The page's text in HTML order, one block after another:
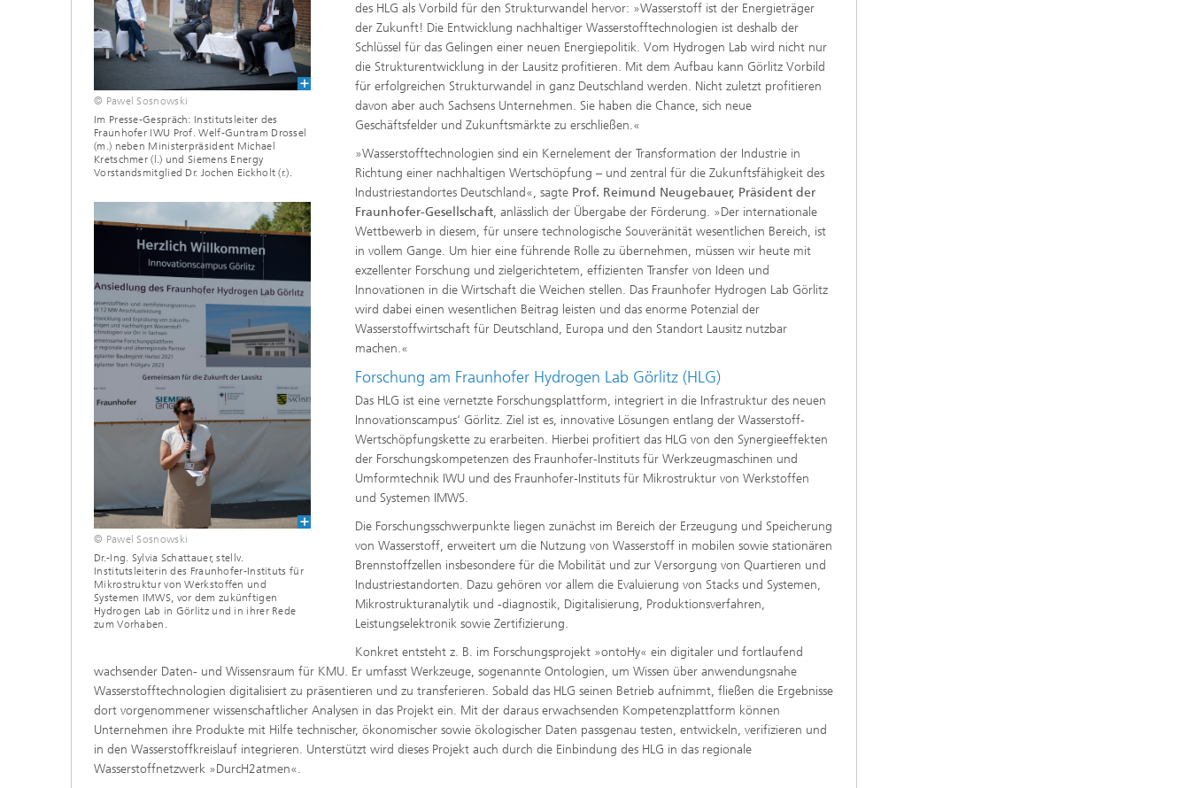
© Pawel Sosnowski
Im Presse-Gespräch: Institutsleiter des
Fraunhofer IWU Prof. Welf-Guntram Drossel
(m.) neben Ministerpräsident Michael
Kretschmer (l.) und Siemens Energy
Vorstandsmitglied Dr. Jochen Eickholt (r.).
© Pawel Sosnowski
Dr.-Ing. Sylvia Schattauer, stellv.
Institutsleiterin des Fraunhofer-Instituts für
Mikrostruktur von Werkstoffen und
Systemen IMWS, vor dem zukünftigen
Hydrogen Lab in Görlitz und in ihrer Rede
zum Vorhaben.
des HLG als Vorbild für den Strukturwandel hervor: »Wasserstoff ist der Energieträger
der Zukunft! Die Entwicklung nachhaltiger Wasserstofftechnologien ist deshalb der
Schlüssel für das Gelingen einer neuen Energiepolitik. Vom Hydrogen Lab wird nicht nur
die Strukturentwicklung in der Lausitz profitieren. Mit dem Aufbau kann Görlitz Vorbild
für erfolgreichen Strukturwandel in ganz Deutschland werden. Nicht zuletzt profitieren
davon aber auch Sachsens Unternehmen. Sie haben die Chance, sich neue
Geschäftsfelder und Zukunftsmärkte zu erschließen.«
»Wasserstofftechnologien sind ein Kernelement der Transformation der Industrie in
Richtung einer nachhaltigen Wertschöpfung – und zentral für die Zukunftsfähigkeit des
Industriestandortes Deutschland«, sagte Prof. Reimund Neugebauer, Präsident der
Fraunhofer-Gesellschaft, anlässlich der Übergabe der Förderung. »Der internationale
Wettbewerb in diesem, für unsere technologische Souveränität wesentlichen Bereich, ist
in vollem Gange. Um hier eine führende Rolle zu übernehmen, müssen wir heute mit
exzellenter Forschung und zielgerichtetem, effizienten Transfer von Ideen und
Innovationen in die Wirtschaft die Weichen stellen. Das Fraunhofer Hydrogen Lab Görlitz
wird dabei einen wesentlichen Beitrag leisten und das enorme Potenzial der
Wasserstoffwirtschaft für Deutschland, Europa und den Standort Lausitz nutzbar
machen.«
Forschung am Fraunhofer Hydrogen Lab Görlitz (HLG)
Das HLG ist eine vernetzte Forschungsplattform, integriert in die Infrastruktur des neuen
Innovationscampus‘ Görlitz. Ziel ist es, innovative Lösungen entlang der Wasserstoff-
Wertschöpfungskette zu erarbeiten. Hierbei profitiert das HLG von den Synergieeffekten
der Forschungskompetenzen des Fraunhofer-Instituts für Werkzeugmaschinen und
Umformtechnik IWU und des Fraunhofer-Instituts für Mikrostruktur von Werkstoffen
und Systemen IMWS.
Die Forschungsschwerpunkte liegen zunächst im Bereich der Erzeugung und Speicherung
von Wasserstoff, erweitert um die Nutzung von Wasserstoff in mobilen sowie stationären
Brennstoffzellen insbesondere für die Mobilität und zur Versorgung von Quartieren und
Industriestandorten. Dazu gehören vor allem die Evaluierung von Stacks und Systemen,
Mikrostrukturanalytik und -diagnostik, Digitalisierung, Produktionsverfahren,
Leistungselektronik sowie Zertifizierung.
Konkret entsteht z. B. im Forschungsprojekt »ontoHy« ein digitaler und fortlaufend
wachsender Daten- und Wissensraum für KMU. Er umfasst Werkzeuge, sogenannte Ontologien, um Wissen über anwendungsnahe
Wasserstofftechnologien digitalisiert zu präsentieren und zu transferieren. Sobald das HLG seinen Betrieb aufnimmt, fließen die Ergebnisse
dort vorgenommener wissenschaftlicher Analysen in das Projekt ein. Mit der daraus erwachsenden Kompetenzplattform können
Unternehmen ihre Produkte mit Hilfe technischer, ökonomischer sowie ökologischer Daten passgenau testen, entwickeln, verifizieren und
in den Wasserstoffkreislauf integrieren. Unterstützt wird dieses Projekt auch durch die Einbindung des HLG in das regionale
Wasserstoffnetzwerk »DurcH2atmen«.